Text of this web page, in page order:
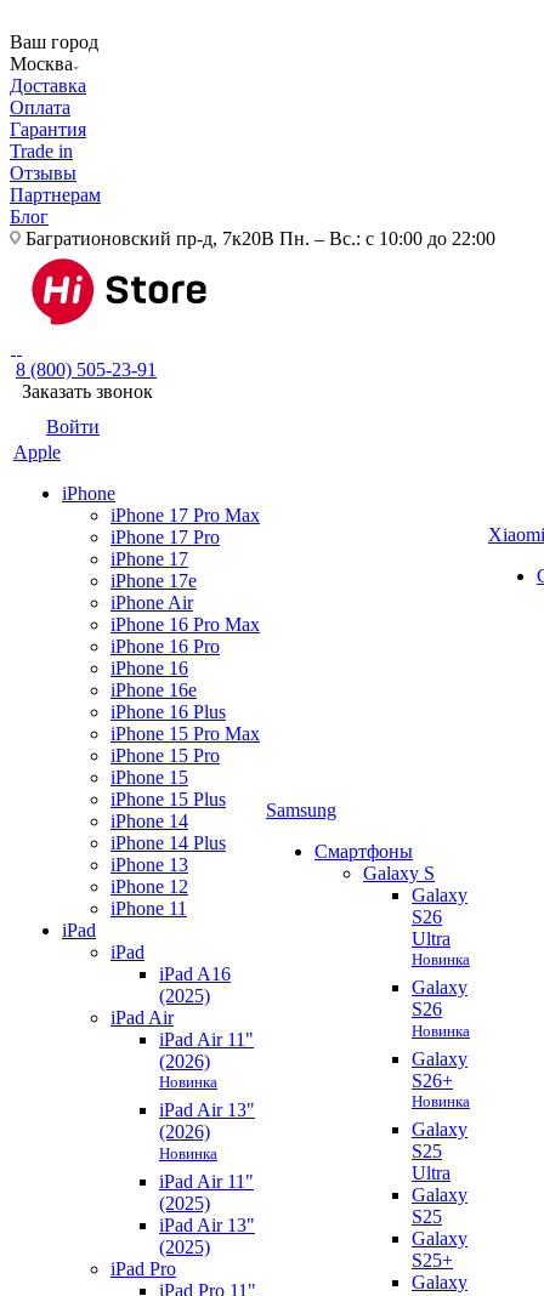
Ваш город
Москва
Доставка
Оплата
Гарантия
Trade in
Отзывы
Партнерам
Блог
Багратионовский пр-д, 7к20В Пн. – Вс.: с 10:00 до 22:00
8 (800) 505-23-91
Заказать звонок
Войти
Apple
iPhone
iPhone 17 Pro Max
iPhone 17 Pro
iPhone 17
iPhone 17e
iPhone Air
iPhone 16 Pro Max
iPhone 16 Pro
iPhone 16
iPhone 16e
iPhone 16 Plus
iPhone 15 Pro Max
iPhone 15 Pro
iPhone 15
iPhone 15 Plus
iPhone 14
iPhone 14 Plus
iPhone 13
iPhone 12
iPhone 11
iPad
iPad
iPad A16
(2025)
iPad Air
iPad Air 11"
(2026)
Новинка
iPad Air 13"
(2026)
Новинка
iPad Air 11"
(2025)
iPad Air 13"
(2025)
iPad Pro
iPad Pro 11"
Samsung
Смартфоны
Galaxy S
Galaxy
S26
Ultra
Новинка
Galaxy
S26
Новинка
Galaxy
S26+
Новинка
Galaxy
S25
Ultra
Galaxy
S25
Galaxy
S25+
Galaxy
Xiaomi